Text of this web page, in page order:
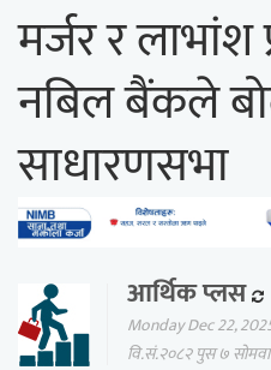
मर्जर र लाभांश
नबिल बैंकले
साधारणसभा
आर्थिक प्लस
Monday Dec 22,
वि.सं.२०८२ पुस ७